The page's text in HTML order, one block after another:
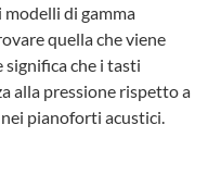
modelli di gamma
quella che viene
significa che i tasti
alla pressione rispetto a
pianoforti acustici.